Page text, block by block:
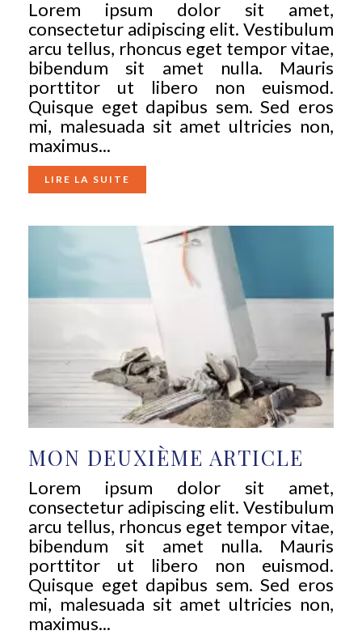
Lorem ipsum dolor sit amet,
consectetur adipiscing elit. Vestibulum
arcu tellus, rhoncus eget tempor vitae,
bibendum sit amet nulla. Mauris
porttitor ut libero non euismod.
Quisque eget dapibus sem. Sed eros
mi, malesuada sit amet ultricies non,
maximus...
LIRE LA SUITE
MON DEUXIÈME ARTICLE
Lorem ipsum dolor sit amet,
consectetur adipiscing elit. Vestibulum
arcu tellus, rhoncus eget tempor vitae,
bibendum sit amet nulla. Mauris
porttitor ut libero non euismod.
Quisque eget dapibus sem. Sed eros
mi, malesuada sit amet ultricies non,
maximus...